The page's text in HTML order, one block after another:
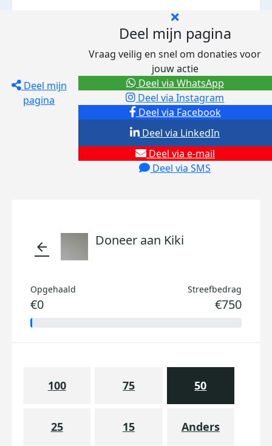
Deel mijn
pagina
Deel mijn pagina
Vraag veilig en snel om donaties voor
jouw actie
Deel via Facebook
Deel via Instagram
Deel via e-mail
Deel via SMS
Deel via LinkedIn
Deel via WhatsApp
arrow_back Doneer aan Kiki
Opgehaald
€0
Streefbedrag
€750
100 75 50
25 15 Anders